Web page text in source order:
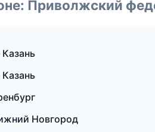
Приволжский
Новгород